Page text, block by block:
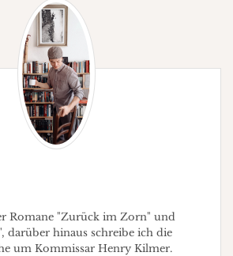
Romane "Zurück im Zorn" und
darüber hinaus schreibe ich die
um Kommissar Henry Kilmer.